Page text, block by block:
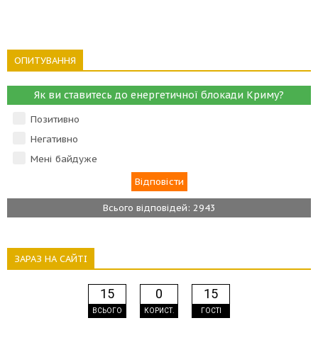
ОПИТУВАННЯ
Як ви ставитесь до енергетичної блокади Криму?
Позитивно
Негативно
Мені байдуже
Всього відповідей: 2943
ЗАРАЗ НА САЙТІ
15
ВСЬОГО
0
КОРИСТ.
15
ГОСТІ